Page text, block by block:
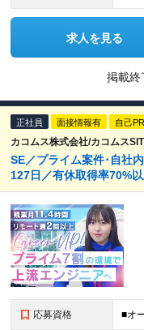
求人を見る
掲載終
正社員 面接情報有 自己
カコムス株式会社/カコムス
SE／プライム案件･自社
127日／有休取得率70%
応募資格